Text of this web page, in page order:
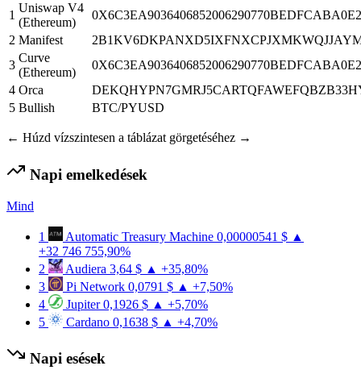
1
Uniswap V4
(Ethereum)
2 Manifest
3
Curve
(Ethereum)
4 Orca
5 Bullish BTC/PYUSD
← Húzd vízszintesen a táblázat görgetéséhez →
Napi emelkedések
Mind
1 Automatic Treasury Machine 0,00000541 $ ▲
+32 746 755,90%
2
Audiera 3,64 $ ▲ +35,80%
3
Pi Network 0,0791 $ ▲ +7,50%
4
Jupiter 0,1926 $ ▲ +5,70%
5
Cardano 0,1638 $ ▲ +4,70%
Napi esések